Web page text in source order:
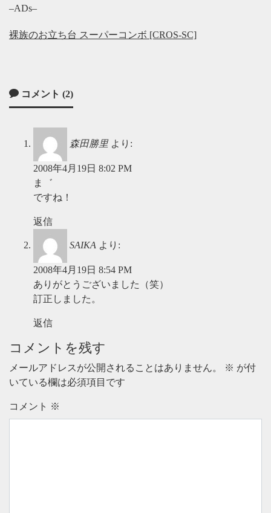
–ADs–
裸族のお立ち台 スーパーコンボ [CROS-SC]
コメント (2)
森田勝里 より:
2008年4月19日 8:02 PM
ま゛
ですね！
返信
SAIKA より:
2008年4月19日 8:54 PM
ありがとうございました（笑）
訂正しました。
返信
コメントを残す
メールアドレスが公開されることはありません。 ※ が付
いている欄は必須項目です
コメント ※